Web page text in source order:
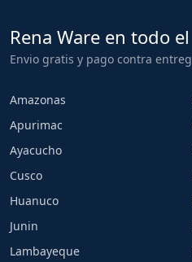
Rena Ware en todo
Envio gratis y pago contra
Amazonas
Apurimac
Ayacucho
Cusco
Huanuco
Junin
Lambayeque